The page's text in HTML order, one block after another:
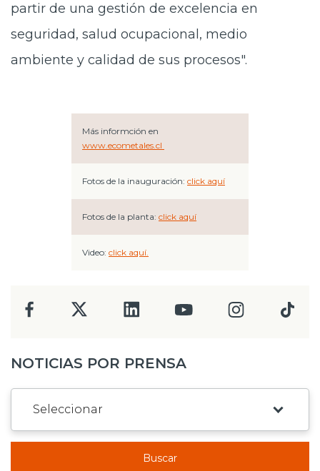
partir de una gestión de excelencia en
seguridad, salud ocupacional, medio
ambiente y calidad de sus procesos".
Más informción en
www.ecometales.cl
Fotos de la inauguración: click aquí
Fotos de la planta: click aquí
Video: click aquí.
NOTICIAS POR PRENSA
Buscar